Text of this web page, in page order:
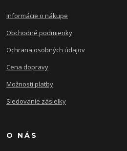
Informácie o nákupe
Obchodné podmienky
Ochrana osobných údajov
Cena dopravy
Možnosti platby
Sledovanie zásielky
O NÁS